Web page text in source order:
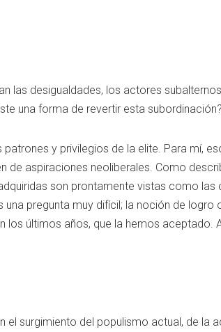
las desigualdades, los actores
una forma de revertir esta subordinación?
y privilegios de la elite. Para mí,
aspiraciones neoliberales. Como
son prontamente vistas como las
pregunta muy difícil; la noción de logro
últimos años, que la hemos aceptado.
surgimiento del populismo actual, de la